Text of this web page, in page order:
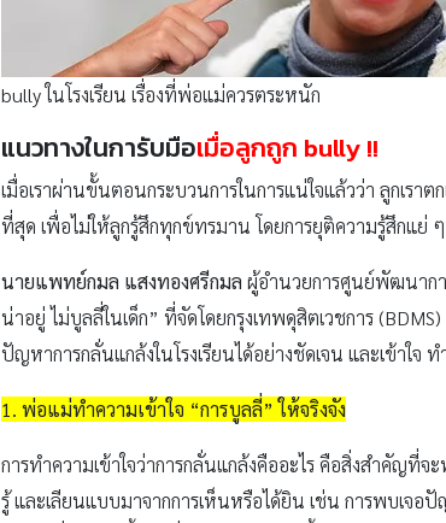
bully ในโรงเรียน เรื่องที่พ่อแม่ควรตระหนัก
แนวทางในการับมือเมื่อลูกถูก bully !!
เมื่อเราผ่านขั้นตอนกระบวนการในการแน่ใจแล้วว่า ลูกเร
ที่สุด เพื่อไม่ให้ลูกรู้สึกทุกข์ทรมาน โดยการยุติความรู้สึกแ
นายแพทย์กมล แสงทองศรีกมล ผู้อำนวยการศูนย์พัฒนากา
น่าอยู่ ไม่บูลลี่ในเด็ก” ที่จัดโดยกรุงเทพดุสิตเวชการ
ปัญหาการกลั่นแกล้งในโรงเรียนได้อย่างชัดเจน และเข้าใ
1. พ่อแม่ทำความเข้าใจ “การบูลลี่” ให้จริงจัง
การทำความเข้าใจว่าการกลั่นแกล้งคืออะไร คือสิ่งสำคัญที่
รู้ และเลียนแบบมาจากการเห็นหรือได้ยิน เช่น การพบเจอ